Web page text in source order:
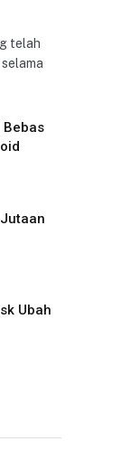
telah
Bebas
Ubah